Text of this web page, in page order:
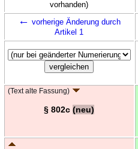
vorhanden)
← vorherige Änderung durch
Artikel 1
(Text alte Fassung)
§ 802c (neu)